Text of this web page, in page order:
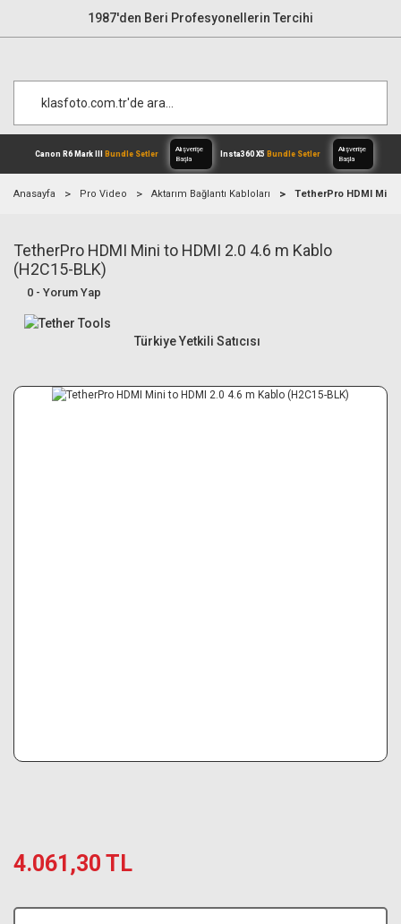
1987'den Beri Profesyonellerin Tercihi
Canon R6 Mark IIIBundle Setler
Alışverişe
Anasayfa Pro Video Aktarım Bağlantı Kabloları TetherPro HDMI Mini
TetherPro HDMI Mini to HDMI 2.0 4.6 m Kablo
(H2C15-BLK)
0 - Yorum Yap
Türkiye Yetkili Satıcısı
4.061,30 TL